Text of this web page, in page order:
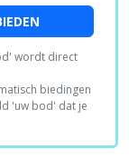
wordt direct
biedingen
'uw bod' dat je